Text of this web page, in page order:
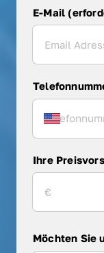
E-Mail
Ihre
Möchten Sie